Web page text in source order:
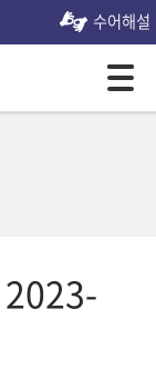
수어해설
2023-